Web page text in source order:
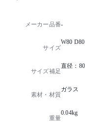
メーカー品番-
サイズ
W80
サイズ補足
直径：
素材・材質
ガラス
重量
0.04kg